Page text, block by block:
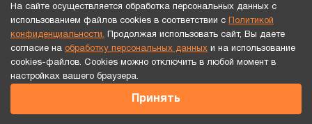
+7(965) 030-30-88
Каталог Услуги О нас Отзывы Акции Франшиза
Сертификаты
Адреса
На сайте осуществляется обработка персональных данных с
использованием файлов cookies в соответствии с
Политикой
конфиденциальности. Продолжая использовать сайт, Вы даете
согласие на обработку персональных данных и на использование
cookies-файлов. Cookies можно отключить в любой момент в
настройках вашего браузера.
Принять